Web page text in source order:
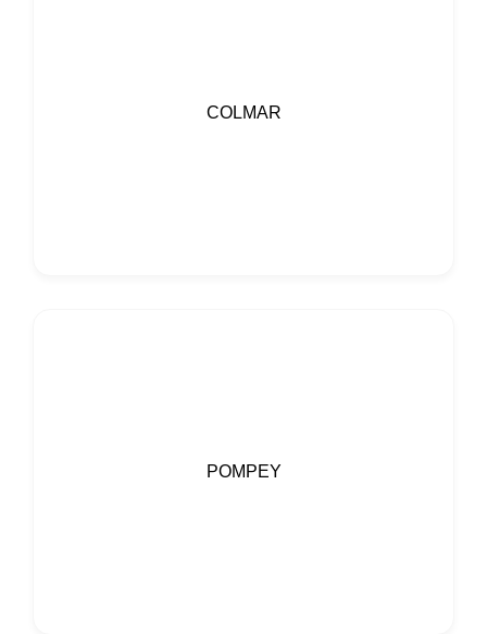
COLMAR
POMPEY